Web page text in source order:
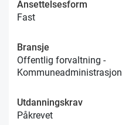
Ansettelsesform
Fast
Bransje
Offentlig forvaltning -
Kommuneadministrasjon
Utdanningskrav
Påkrevet